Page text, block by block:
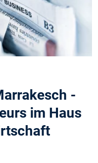
-
im Haus